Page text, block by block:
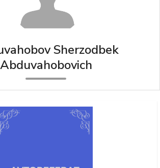
Sherzodbek
Abduvahobovich